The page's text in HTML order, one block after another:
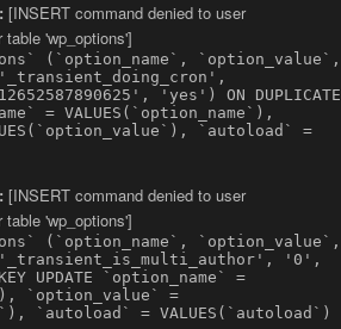
[INSERT command denied to user
table 'wp_options']
(`option_name`, `option_value`,
'yes') ON DUPLICATE
= VALUES(`option_name`),
`autoload` =
[INSERT command denied to user
table 'wp_options']
(`option_name`, `option_value`,
('_transient_is_multi_author', '0',
UPDATE `option_name` =
`option_value` =
`autoload` = VALUES(`autoload`)